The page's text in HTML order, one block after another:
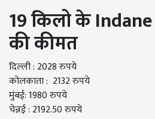
19 किलो केIndane
की कीमत
दिल्ली: 2028 रुपये
कोलकाता: 2132 रुपये
मुंबई:1980 रुपये
चेन्नई: 2192.50 रुपये